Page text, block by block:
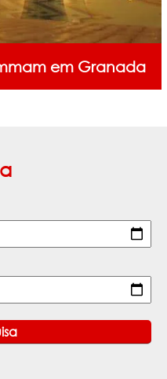
em Granada